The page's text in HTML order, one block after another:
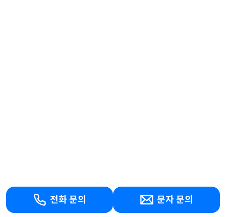
전화 문의 문자 문의